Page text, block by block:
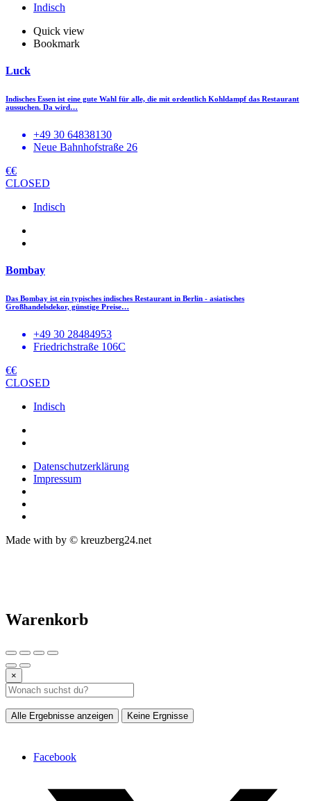
Indisch
Quick view
Bookmark
Luck
Indisches Essen ist eine gute Wahl für alle, die mit ordentlich Kohldampf das Restaurant
aussuchen. Da wird…
+49 30 64838130
Neue Bahnhofstraße 26
€€
CLOSED
Indisch
Bombay
Das Bombay ist ein typisches indisches Restaurant in Berlin - asiatisches
Großhandelsdekor, günstige Preise…
+49 30 28484953
Friedrichstraße 106C
€€
CLOSED
Indisch
Datenschutzerklärung
Impressum
Made with by © kreuzberg24.net
Warenkorb
×
Alle Ergebnisse anzeigen Keine Ergnisse
Facebook